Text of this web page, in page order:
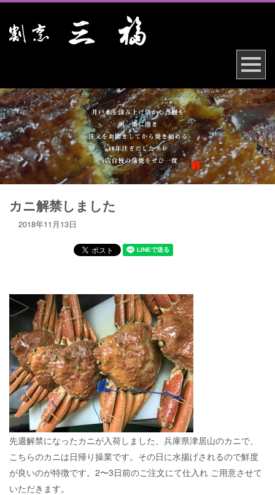
カニ解禁しました
2018年11月13日
先週解禁になったカニが入荷しました、兵庫県津居山のカニで、
こちらのカニは日帰り操業です。その日に水揚げされるので鮮度
が良いのが特徴です。2〜3日前のご注文にて仕入れ ご用意させて
いただきます。